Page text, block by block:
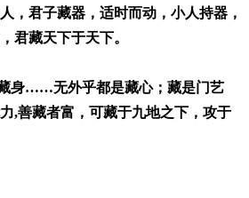
，君子藏器，适时而动，小人持器，
君藏天下于天下。
身……无外乎都是藏心；藏是门艺
,善藏者富，可藏于九地之下，攻于